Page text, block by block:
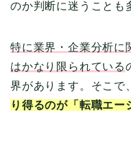
のか判断に迷うことも
特に業界・企業分析に
はかなり限られている
界があります。そこで、
り得るのが「転職エー